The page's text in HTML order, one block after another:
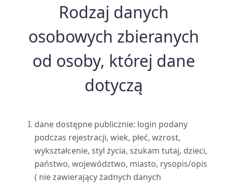
Rodzaj danych
osobowych zbieranych
od osoby, której dane
dotyczą
dane dostępne publicznie: login podany
podczas rejestracji, wiek, płeć, wzrost,
wykształcenie, styl życia, szukam tutaj, dzieci,
państwo, województwo, miasto, rysopis/opis
( nie zawierający żadnych danych